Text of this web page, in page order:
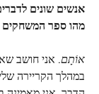
אנשים שונים
מהו ספר המשחקים
אוֹתָם. אני חושב
במהלך הקריירה